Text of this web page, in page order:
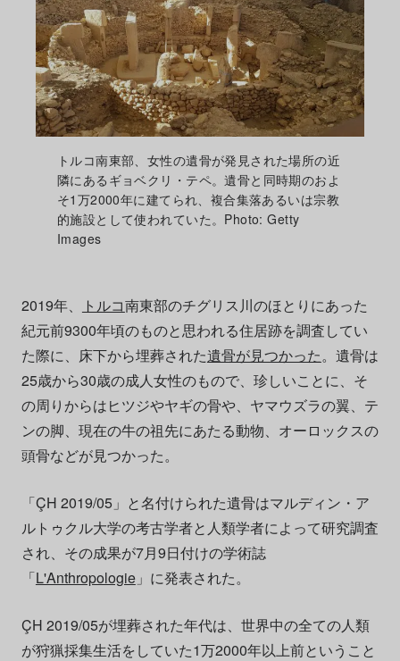
トルコ南東部、女性の遺骨が発見された場所の近
隣にあるギョベクリ・テペ。遺骨と同時期のおよ
そ1万2000年に建てられ、複合集落あるいは宗教
的施設として使われていた。Photo: Getty
Images
2019年、 トルコ南東部のチグリス川のほとりにあった
紀元前9300年頃のものと思われる住居跡を調査してい
た際に、床下から埋葬された遺骨が見つかった。遺骨は
25歳から30歳の成人女性のもので、珍しいことに、そ
の周りからはヒツジやヤギの骨や、ヤマウズラの翼、テ
ンの脚、現在の牛の祖先にあたる動物、オーロックスの
頭骨などが見つかった。
「ÇH 2019/05」と名付けられた遺骨はマルディン・ア
ルトゥクル大学の考古学者と人類学者によって研究調査
され、その成果が7月9日付けの学術誌
「L'Anthropologie」に発表された。
ÇH 2019/05が埋葬された年代は、世界中の全ての人類
が狩猟採集生活をしていた1万2000年以上前ということ